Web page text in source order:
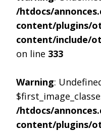
/htdocs/
content/plugins/
content/include/
on line 333
Warning:
/htdocs/
content/plugins/